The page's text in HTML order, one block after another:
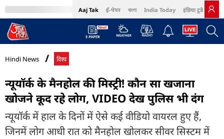
Aaj Tak ई-पेपर বাংলা India Today इंडिया टुडे हिंदी
MumbaiTak Cosmopolitan Harper's Bazaar Northeast
Hindi News विश्व
न्यूयॉर्क के मैनहोल की मिस्ट्री! कौन सा खजाना
खोजने कूद रहे लोग, VIDEO देख पुलिस भी दंग
न्यूयॉर्क में हाल के दिनों में ऐसे कई वीडियो वायरल हुए हैं,
जिनमें लोग आधी रात को मैनहोल खोलकर सीवर सिस्टम में